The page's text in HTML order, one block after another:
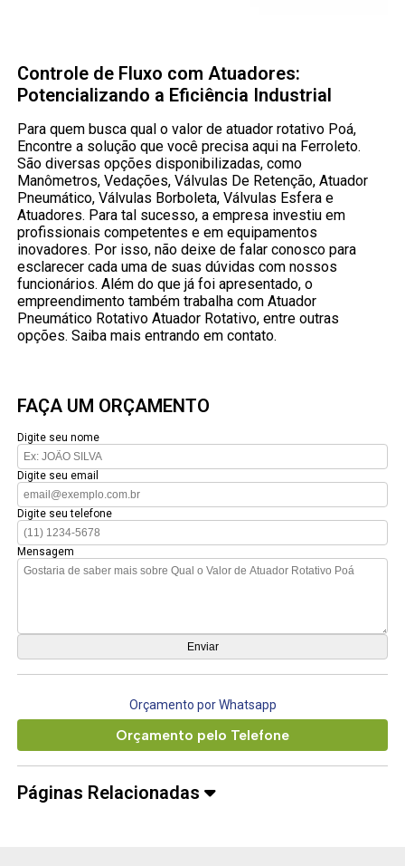
Controle de Fluxo com Atuadores:
Potencializando a Eficiência Industrial
Para quem busca qual o valor de atuador rotativo Poá,
Encontre a solução que você precisa aqui na Ferroleto.
São diversas opções disponibilizadas, como
Manômetros, Vedações, Válvulas De Retenção, Atuador
Pneumático, Válvulas Borboleta, Válvulas Esfera e
Atuadores. Para tal sucesso, a empresa investiu em
profissionais competentes e em equipamentos
inovadores. Por isso, não deixe de falar conosco para
esclarecer cada uma de suas dúvidas com nossos
funcionários. Além do que já foi apresentado, o
empreendimento também trabalha com Atuador
Pneumático Rotativo Atuador Rotativo, entre outras
opções. Saiba mais entrando em contato.
FAÇA UM ORÇAMENTO
Digite seu nome
Digite seu email
Digite seu telefone
Mensagem
Orçamento por Whatsapp
Orçamento pelo Telefone
Páginas Relacionadas